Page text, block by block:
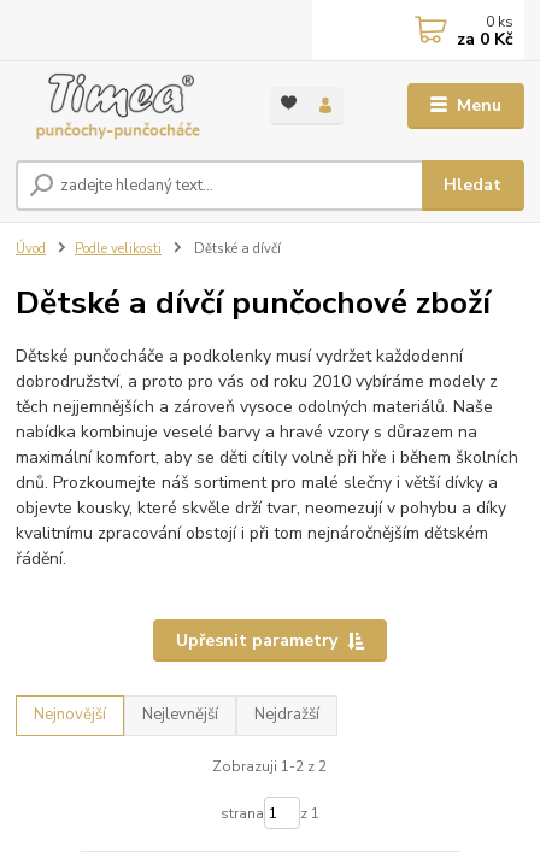
Menu
Hledat
0 ks
za 0 Kč
Úvod Podle velikosti Dětské a dívčí
Dětské a dívčí punčochové zboží
Dětské punčocháče a podkolenky musí vydržet každodenní
dobrodružství, a proto pro vás od roku 2010 vybíráme modely z
těch nejjemnějších a zároveň vysoce odolných materiálů. Naše
nabídka kombinuje veselé barvy a hravé vzory s důrazem na
maximální komfort, aby se děti cítily volně při hře i během školních
dnů. Prozkoumejte náš sortiment pro malé slečny i větší dívky a
objevte kousky, které skvěle drží tvar, neomezují v pohybu a díky
kvalitnímu zpracování obstojí i při tom nejnáročnějším dětském
řádění.
Upřesnit parametry
Nejnovější Nejlevnější Nejdražší
Zobrazuji 1-2 z 2
strana z 1